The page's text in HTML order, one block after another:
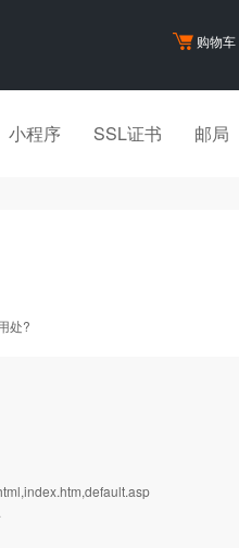
购物车
小程序 SSL证书 邮局
处?